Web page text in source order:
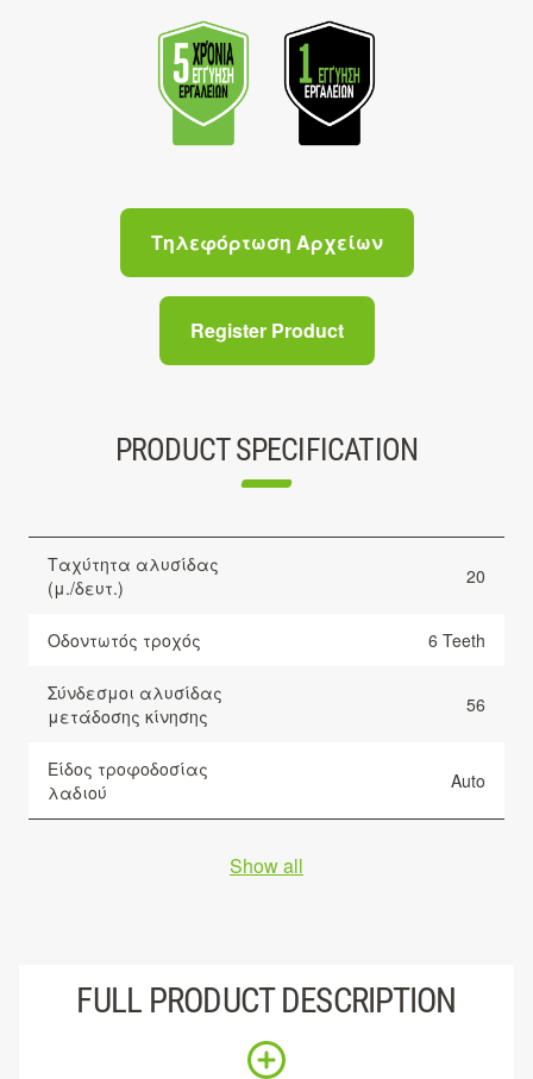
Τηλεφόρτωση Αρχείων
Register Product
PRODUCT SPECIFICATION
Ταχύτητα αλυσίδας
(μ./δευτ.)
20
Οδοντωτός τροχός 6 Teeth
Σύνδεσμοι αλυσίδας
μετάδοσης κίνησης
56
Είδος τροφοδοσίας
λαδιού
Auto
Show all
FULL PRODUCT DESCRIPTION